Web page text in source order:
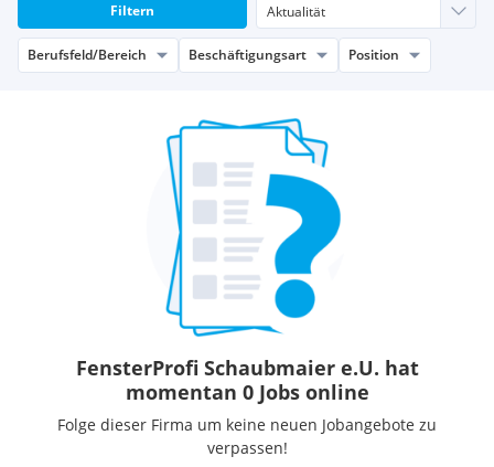
Filtern
Berufsfeld/Bereich Beschäftigungsart Position
FensterProfi Schaubmaier e.U. hat
momentan 0 Jobs online
Folge dieser Firma um keine neuen Jobangebote zu
verpassen!